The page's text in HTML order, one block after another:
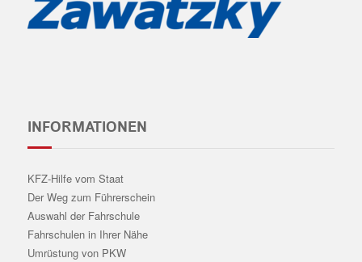
INFORMATIONEN
KFZ-Hilfe vom Staat
Der Weg zum Führerschein
Auswahl der Fahrschule
Fahrschulen in Ihrer Nähe
Umrüstung von PKW